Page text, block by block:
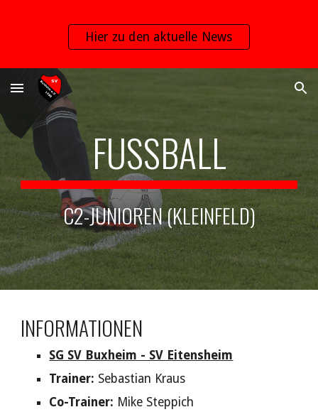
Skip to main content Skip to navigation
Hier zu den aktuelle News
FUSSBALL
C2-JUNIOREN (KLEINFELD)
INFORMATIONEN
SG SV Buxheim - SV Eitensheim
Trainer: Sebastian Kraus
Co-Trainer: Mike Steppich